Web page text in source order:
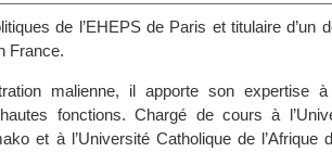
de l’EHEPS de Paris et titulaire d’un
France.
malienne, il apporte son expertise à
fonctions. Chargé de cours à
et à l’Université Catholique de l’Afrique